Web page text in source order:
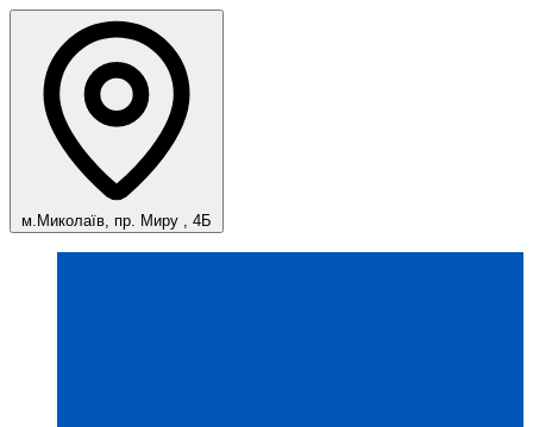
м.Миколаїв, пр. Миру , 4Б